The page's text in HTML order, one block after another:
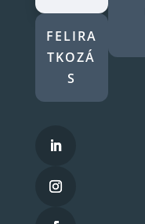
FELIRA
TKOZÁ
S